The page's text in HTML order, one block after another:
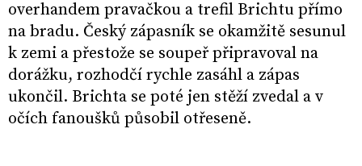
overhandem pravačkou a trefil Brichtu přímo
na bradu. Český zápasník se okamžitě sesunul
k zemi a přestože se soupeř připravoval na
dorážku, rozhodčí rychle zasáhl a zápas
ukončil. Brichta se poté jen stěží zvedal a v
očích fanoušků působil otřeseně.